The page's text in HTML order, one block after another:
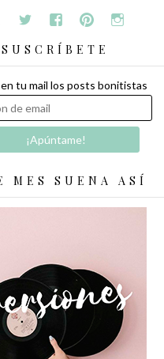
SUSCRÍBETE
tu mail los posts bonitistas
MES SUENA ASÍ